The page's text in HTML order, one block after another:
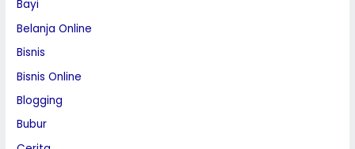
Bayi
Belanja Online
Bisnis
Bisnis Online
Blogging
Bubur